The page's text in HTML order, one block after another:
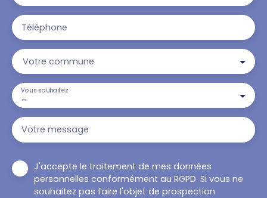
Téléphone
Votre commune
-
Vous souhaitez
Votre message
J'accepte le traitement de mes données
personnelles conformément au RGPD. Si vous ne
souhaitez pas faire l'objet de prospection